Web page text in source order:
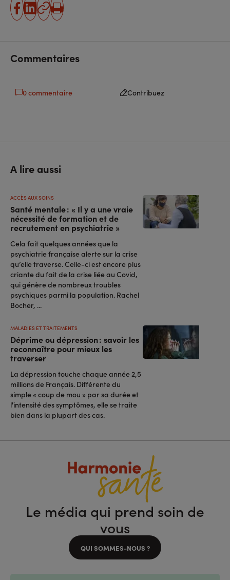
partager
partager
Copier
Imprimer
Commentaires
0 commentaire Contribuez
A lire aussi
Santé mentale : « Il y a une vraie
nécessité de formation et de
recrutement en psychiatrie »
ACCÈS AUX SOINS
Cela fait quelques années que la
psychiatrie française alerte sur la crise
qu’elle traverse. Celle-ci est encore plus
criante du fait de la crise liée au Covid,
qui génère de nombreux troubles
psychiques parmi la population. Rachel
Bocher, ...
Déprime ou dépression : savoir les
reconnaître pour mieux les
traverser
MALADIES ET TRAITEMENTS
La dépression touche chaque année 2,5
millions de Français. Différente du
simple « coup de mou » par sa durée et
l'intensité des symptômes, elle se traite
bien dans la plupart des cas.
Le média qui prend soin de
vous
QUI SOMMES-NOUS ?